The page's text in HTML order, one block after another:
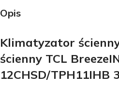
Opis
Klimatyzator
ścienny TCL
12CHSD/TPH11IHB